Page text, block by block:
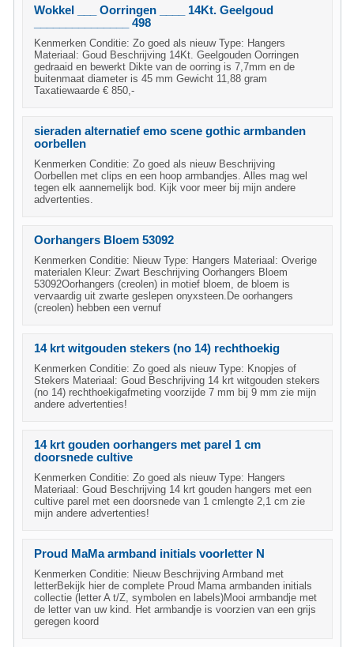
Wokkel ___ Oorringen ____ 14Kt. Geelgoud
_______________ 498
Kenmerken Conditie: Zo goed als nieuw Type: Hangers
Materiaal: Goud Beschrijving 14Kt. Geelgouden Oorringen
gedraaid en bewerkt Dikte van de oorring is 7,7mm en de
buitenmaat diameter is 45 mm Gewicht 11,88 gram
Taxatiewaarde € 850,-
sieraden alternatief emo scene gothic armbanden
oorbellen
Kenmerken Conditie: Zo goed als nieuw Beschrijving
Oorbellen met clips en een hoop armbandjes. Alles mag wel
tegen elk aannemelijk bod. Kijk voor meer bij mijn andere
advertenties.
Oorhangers Bloem 53092
Kenmerken Conditie: Nieuw Type: Hangers Materiaal: Overige
materialen Kleur: Zwart Beschrijving Oorhangers Bloem
53092Oorhangers (creolen) in motief bloem, de bloem is
vervaardig uit zwarte geslepen onyxsteen.De oorhangers
(creolen) hebben een vernuf
14 krt witgouden stekers (no 14) rechthoekig
Kenmerken Conditie: Zo goed als nieuw Type: Knopjes of
Stekers Materiaal: Goud Beschrijving 14 krt witgouden stekers
(no 14) rechthoekigafmeting voorzijde 7 mm bij 9 mm zie mijn
andere advertenties!
14 krt gouden oorhangers met parel 1 cm
doorsnede cultive
Kenmerken Conditie: Zo goed als nieuw Type: Hangers
Materiaal: Goud Beschrijving 14 krt gouden hangers met een
cultive parel met een doorsnede van 1 cmlengte 2,1 cm zie
mijn andere advertenties!
Proud MaMa armband initials voorletter N
Kenmerken Conditie: Nieuw Beschrijving Armband met
letterBekijk hier de complete Proud Mama armbanden initials
collectie (letter A t/Z, symbolen en labels)Mooi armbandje met
de letter van uw kind. Het armbandje is voorzien van een grijs
geregen koord